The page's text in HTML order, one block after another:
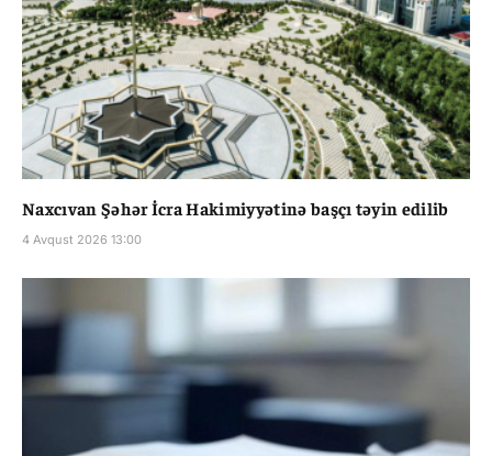
Naxcıvan Şəhər İcra Hakimiyyətinə başçı təyin edilib
4 Avqust 2026 13:00